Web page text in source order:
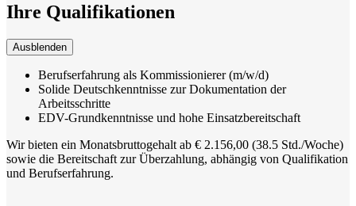
Ihre Qualifikationen
Ausblenden
Berufserfahrung als Kommissionierer (m/w/d)
Solide Deutschkenntnisse zur Dokumentation der
Arbeitsschritte
EDV-Grundkenntnisse und hohe Einsatzbereitschaft
Wir bieten ein Monatsbruttogehalt ab € 2.156,00 (38.5 Std./Woche)
sowie die Bereitschaft zur Überzahlung, abhängig von Qualifikation
und Berufserfahrung.